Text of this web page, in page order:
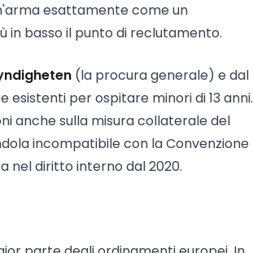
esattamente come un
in basso il punto di reclutamento.
(la procura generale) e dal
per ospitare minori di 13 anni.
anche sulla misura collaterale del
incompatibile con la Convenzione
nel diritto interno dal 2020.